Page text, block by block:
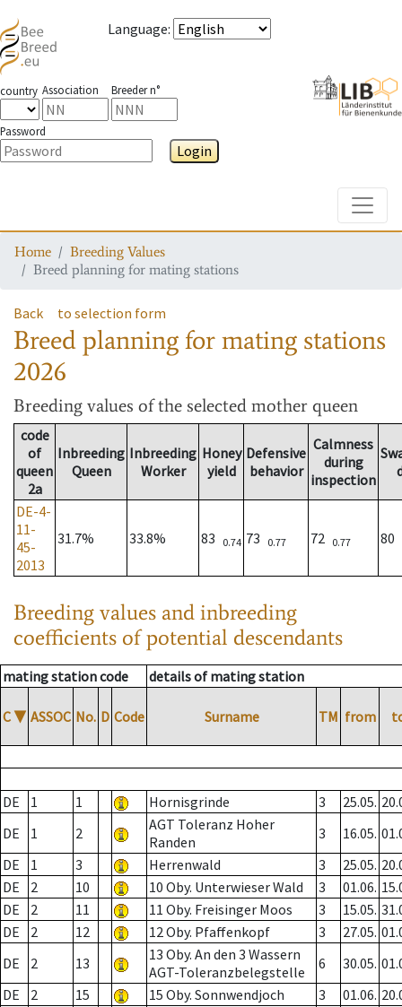
Language:
country Association Breeder n°
Password
Login
Home
Breeding Values
Breed planning for mating stations
Back to selection form
Breed planning for mating stations
2026
Breeding values of the selected mother queen
code
of
queen
2a
Inbreeding
Queen
Inbreeding
Worker
Honey
yield
Defensive
behavior
Calmness
during
inspection
DE-4-
11-
45-
2013
31.7% 33.8% 83 0.74 73 0.77 72 0.77 80
Breeding values and inbreeding
coefficients of potential descendants
mating station code details of mating station
C ▼ ASSOC No. D Code Surname TM from
DE 1 1 Hornisgrinde 3 25.05.
DE
1 2
AGT Toleranz Hoher
Randen
3 16.05.
DE
1 3 Herrenwald 3 25.05.
DE
2 10 10 Oby. Unterwieser Wald 3 01.06.
DE
2 11 11 Oby. Freisinger Moos 3 15.05.
DE
2 12 12 Oby. Pfaffenkopf 3 27.05.
DE
2 13
13 Oby. An den 3 Wassern
AGT-Toleranzbelegstelle
6 30.05.
DE
2 15 15 Oby. Sonnwendjoch 3 01.06.